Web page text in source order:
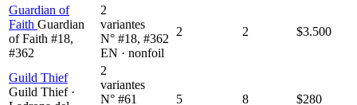
Guardian of
Faith Guardian
of Faith #18,
#362
2
variantes
N° #18, #362
EN · nonfoil
2 2 $3.500
Guild Thief
Guild Thief ·
2
variantes
N° #61
5 8 $280